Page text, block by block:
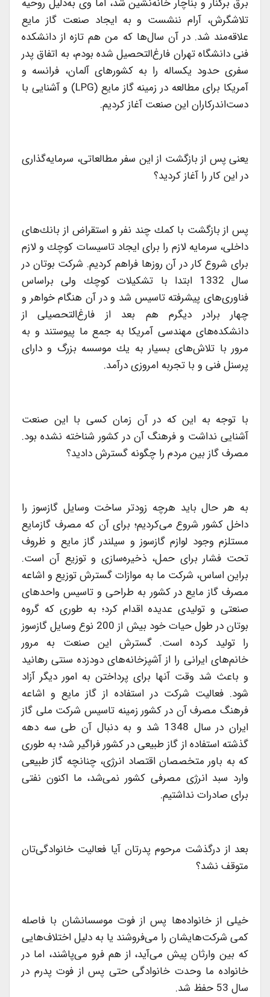
تلاشگرش، آرام ننشست و به ایجاد صنعت گاز مایع
علاقه‌مند شد. در آن سال‌ها كه من هم تازه از دانشكده
فنی دانشگاه تهران فارغ‌التحصیل شده بودم، به اتفاق پدر
سفری حدود یكساله را به كشورهای آلمان، فرانسه و
آمریكا برای مطالعه در زمینه گاز مایع (LPG) و آشنایی با
دست‌اندركاران این صنعت آغاز كردیم.
یعنی پس از بازگشت از این سفر مطالعاتی، سرمایه‌گذاری
در این كار را آغاز كردید؟
پس از بازگشت با كمك چند نفر و استقراض از بانك‌های
داخلی، سرمایه لازم را برای ایجاد تاسیسات كوچك و لازم
برای شروع كار در آن روزها فراهم كردیم. شركت بوتان در
سال 1332 ابتدا با تشكیلات كوچك ولی براساس
فناوری‌های پیشرفته تاسیس شد و در آن هنگام خواهر و
چهار برادر دیگرم هم بعد از فارغ‌التحصیلی از
دانشكده‌های مهندسی آمریكا به جمع ما پیوستند و به
مرور با تلاش‌های بسیار به یك موسسه بزرگ و دارای
پرسنل فنی و با تجربه امروزی درآمد.
با توجه به این كه در آن زمان كسی با این صنعت
آشنایی نداشت و فرهنگ آن در كشور شناخته نشده بود.
مصرف گاز بین مردم را چگونه گسترش دادید؟
به هر حال باید هرچه زودتر ساخت وسایل گازسوز را
داخل كشور شروع می‌كردیم؛ برای آن كه مصرف گازمایع
مستلزم وجود لوازم گازسوز و سیلندر گاز مایع و ظروف
تحت فشار برای حمل، ذخیره‌سازی و توزیع آن است.
براین اساس، شركت ما به موازات گسترش توزیع و اشاعه
مصرف گاز مایع در كشور به طراحی و تاسیس واحدهای
صنعتی و تولیدی عدیده اقدام كرد؛ به طوری كه گروه
بوتان در طول حیات خود بیش از 200 نوع وسایل گازسوز
را تولید كرده است. گسترش این صنعت به مرور
خانم‌های ایرانی را از آشپزخانه‌های دودزده سنتی رهانید
و باعث شد وقت آنها برای پرداختن به امور دیگر آزاد
شود. فعالیت شركت در استفاده از گاز مایع و اشاعه
فرهنگ مصرف آن در كشور زمینه تاسیس شركت ملی گاز
ایران در سال 1348 شد و به دنبال آن طی سه دهه
گذشته استفاده از گاز طبیعی در كشور فراگیر شد؛ به طوری
كه به باور متخصصان اقتصاد انرژی، چنانچه گاز طبیعی
وارد سبد انرژی مصرفی كشور نمی‌شد، ما اكنون نفتی
برای صادرات نداشتیم.
بعد از درگذشت مرحوم پدرتان آیا فعالیت خانوادگی‌تان
متوقف نشد؟
خیلی از خانواده‌ها پس از فوت موسسانشان با فاصله
كمی شركت‌هایشان را می‌فروشند یا به دلیل اختلاف‌هایی
كه بین وارثان پیش می‌آید، از هم فرو می‌پاشند، اما در
خانواده ما وحدت خانوادگی حتی پس از فوت پدرم در
سال 53 حفظ شد.